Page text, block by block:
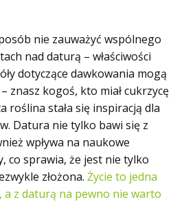
nie zauważyć wspólnego
nad daturą – właściwości
dotyczące dawkowania mogą
znasz kogoś, kto miał cukrzycę
roślina stała się inspiracją dla
Datura nie tylko bawi się z
wpływa na naukowe
co sprawia, że jest nie tylko
złożona. Życie to jedna
a z daturą na pewno nie warto